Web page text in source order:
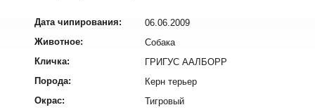
Дата чипирования:
06.06.2009
Животное:
Собака
Кличка:
ГРИГУС ААЛБОРР
Порода:
Керн терьер
Окрас:
Тигровый